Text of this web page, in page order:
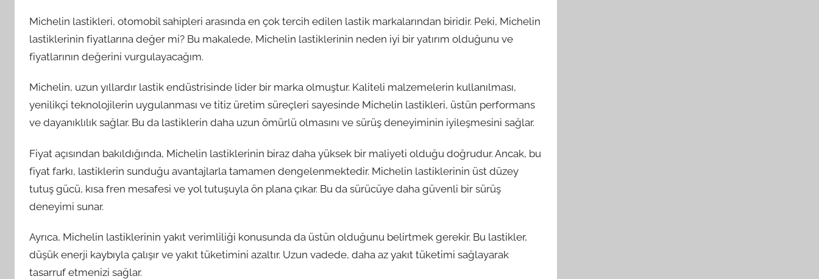
Michelin lastikleri, otomobil sahipleri arasında en çok tercih edilen lastik markalarından biridir. Peki, Michelin
lastiklerinin fiyatlarına değer mi? Bu makalede, Michelin lastiklerinin neden iyi bir yatırım olduğunu ve
fiyatlarının değerini vurgulayacağım.
Michelin, uzun yıllardır lastik endüstrisinde lider bir marka olmuştur. Kaliteli malzemelerin kullanılması,
yenilikçi teknolojilerin uygulanması ve titiz üretim süreçleri sayesinde Michelin lastikleri, üstün performans
ve dayanıklılık sağlar. Bu da lastiklerin daha uzun ömürlü olmasını ve sürüş deneyiminin iyileşmesini sağlar.
Fiyat açısından bakıldığında, Michelin lastiklerinin biraz daha yüksek bir maliyeti olduğu doğrudur. Ancak, bu
fiyat farkı, lastiklerin sunduğu avantajlarla tamamen dengelenmektedir. Michelin lastiklerinin üst düzey
tutuş gücü, kısa fren mesafesi ve yol tutuşuyla ön plana çıkar. Bu da sürücüye daha güvenli bir sürüş
deneyimi sunar.
Ayrıca, Michelin lastiklerinin yakıt verimliliği konusunda da üstün olduğunu belirtmek gerekir. Bu lastikler,
düşük enerji kaybıyla çalışır ve yakıt tüketimini azaltır. Uzun vadede, daha az yakıt tüketimi sağlayarak
tasarruf etmenizi sağlar.